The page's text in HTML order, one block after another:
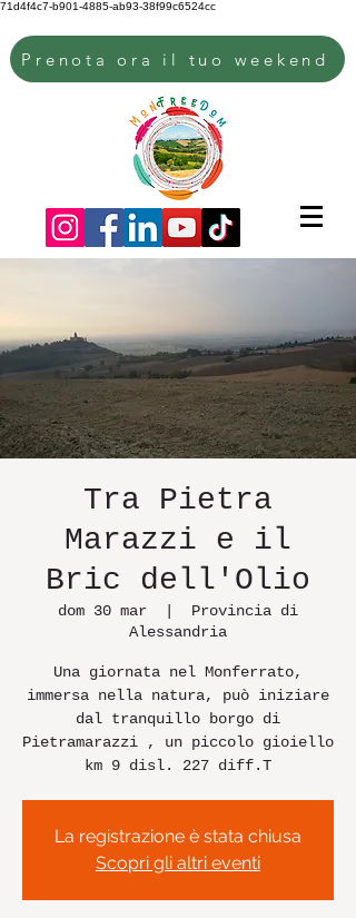
71d4f4c7-b901-4885-ab93-38f99c6524cc
Prenota ora il tuo weekend
Tra Pietra
Marazzi e il
Bric dell'Olio
dom 30 mar
Provincia di
Alessandria
Una giornata nel Monferrato,
immersa nella natura, può iniziare
dal tranquillo borgo di
Pietramarazzi , un piccolo gioiello
km 9 disl. 227 diff.T
La registrazione è stata chiusa
Scopri gli altri eventi